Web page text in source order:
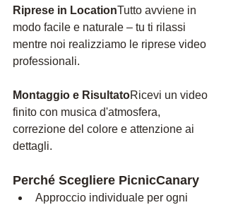
Riprese in LocationTutto avviene in
modo facile e naturale – tu ti rilassi
mentre noi realizziamo le riprese video
professionali.
Montaggio e RisultatoRicevi un video
finito con musica d'atmosfera,
correzione del colore e attenzione ai
dettagli.
Perché Scegliere PicnicCanary
Approccio individuale per ogni